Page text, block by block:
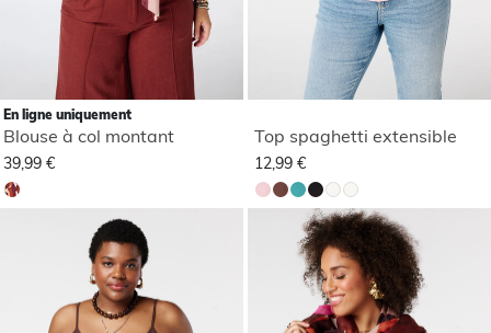
En ligne uniquement
Blouse à col montant
39,99 €
Top spaghetti extensible
12,99 €